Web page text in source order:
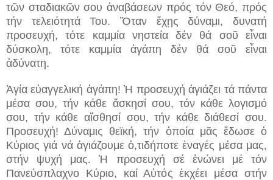
τῶν σταδιακῶν σου ἀναβάσεων πρός τόν Θεό, πρός
τήν τελειότητά Του. Ὅταν ἔχῃς δύναμι, δυνατή
προσευχή, τότε καμμία νηστεία δέν θά σοῦ εἶναι
δύσκολη, τότε καμμία ἀγάπη δέν θά σοῦ εἶναι
ἀδύνατη.
Ἁγία εὐαγγελική ἀγάπη! Ἡ προσευχή ἁγιάζει τά πάντα
μέσα σου, τήν κάθε ἄσκησί σου, τόν κάθε λογισμό
σου, τήν κάθε αἴσθησί σου, τήν κάθε διάθεσί σου.
Προσευχή! Δύναμις θεϊκή, τήν ὁποία μᾶς ἔδωσε ὁ
Κύριος γιά νά ἁγιάζουμε ὁ,τιδήποτε ἐναγές μέσα μας,
στήν ψυχή μας. Ἡ προσευχή σέ ἑνώνει μέ τόν
Πανεύσπλαχνο Κύριο, καί Αὐτός ἐκχέει μέσα στήν